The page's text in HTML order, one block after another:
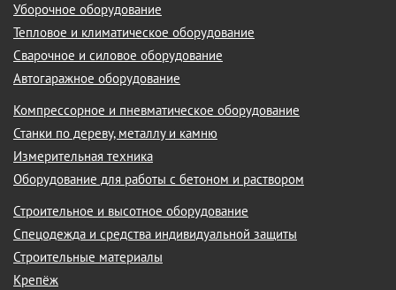
Уборочное оборудование
Тепловое и климатическое оборудование
Сварочное и силовое оборудование
Автогаражное оборудование
Компрессорное и пневматическое оборудование
Станки по дереву, металлу и камню
Измерительная техника
Оборудование для работы с бетоном и раствором
Строительное и высотное оборудование
Спецодежда и средства индивидуальной защиты
Строительные материалы
Крепёж